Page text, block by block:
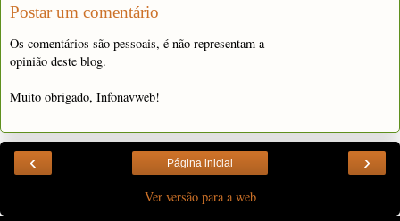
Postar um comentário
Os comentários são pessoais, é não representam a
opinião deste blog.
Muito obrigado, Infonavweb!
‹ ›
Página inicial
Ver versão para a web